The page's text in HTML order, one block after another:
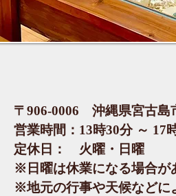
〒906-0006 沖縄県宮古島
営業時間：13時30分 ～ 17
定休日： 火曜・日曜
※日曜は休業になる場合が
※地元の行事や天候などに